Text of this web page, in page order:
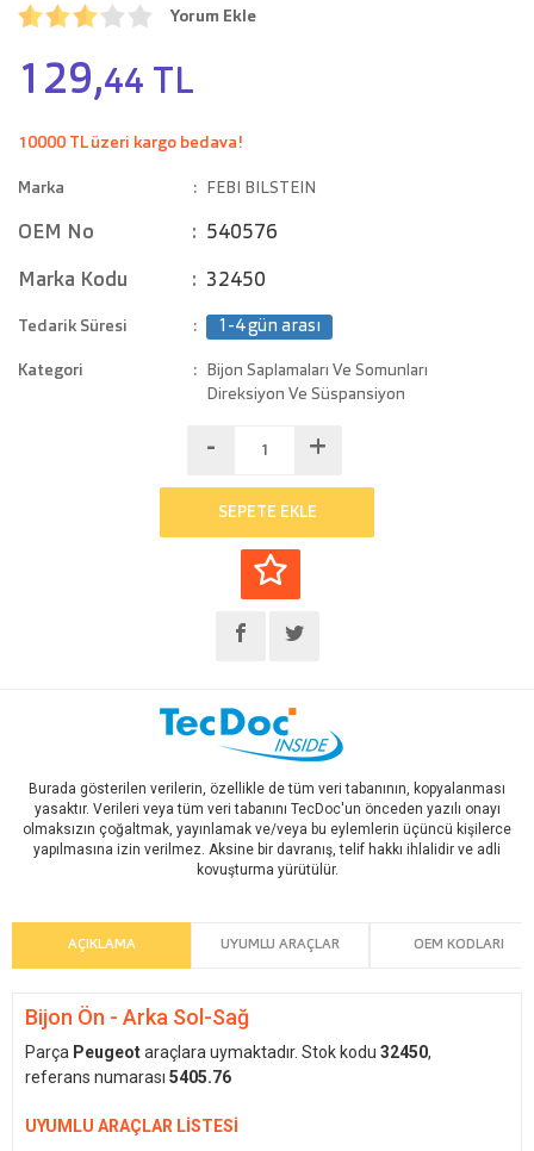
Yorum Ekle
129,44 TL
10000 TL üzeri kargo bedava!
Marka FEBI BILSTEIN
OEM No 540576
Marka Kodu 32450
Tedarik Süresi 1-4 gün arası
Kategori
Bijon Saplamaları Ve Somunları
Direksiyon Ve Süspansiyon
- +
SEPETE EKLE
Burada gösterilen verilerin, özellikle de tüm veri tabanının, kopyalanması
yasaktır. Verileri veya tüm veri tabanını TecDoc'un önceden yazılı onayı
olmaksızın çoğaltmak, yayınlamak ve/veya bu eylemlerin üçüncü kişilerce
yapılmasına izin verilmez. Aksine bir davranış, telif hakkı ihlalidir ve adli
kovuşturma yürütülür.
AÇIKLAMA UYUMLU ARAÇLAR OEM KODLARI
Bijon Ön - Arka Sol-Sağ
Parça Peugeotaraçlara uymaktadır. Stok kodu 32450,
referans numarası 5405.76
UYUMLU ARAÇLAR LİSTESİ